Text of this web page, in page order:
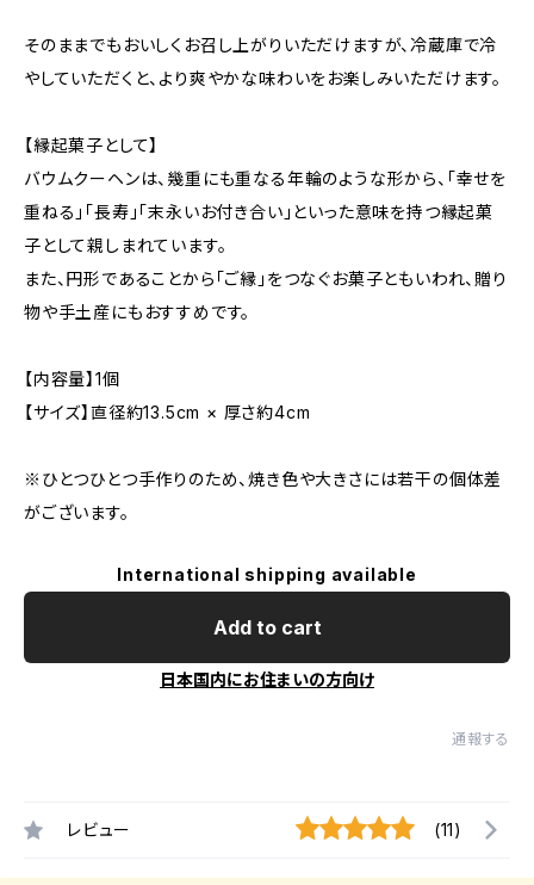
そのままでもおいしくお召し上がりいただけますが、冷蔵庫で冷
やしていただくと、より爽やかな味わいをお楽しみいただけます。
【縁起菓子として】
バウムクーヘンは、幾重にも重なる年輪のような形から、「幸せを
重ねる」「長寿」「末永いお付き合い」といった意味を持つ縁起菓
子として親しまれています。
また、円形であることから「ご縁」をつなぐお菓子ともいわれ、贈り
物や手土産にもおすすめです。
【内容量】1個
【サイズ】直径約13.5cm × 厚さ約4cm
※ひとつひとつ手作りのため、焼き色や大きさには若干の個体差
がございます。
International shipping available
Add to cart
日本国内にお住まいの方向け
通報する
レビュー (11)